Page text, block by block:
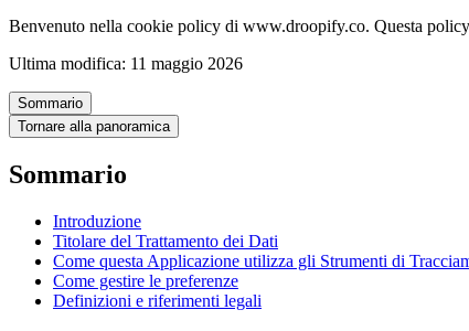
Benvenuto nella cookie policy di www.droopify.co. Questa
Ultima modifica: 11 maggio 2026
Sommario
Tornare alla panoramica
Sommario
Introduzione
Titolare del Trattamento dei Dati
Come questa Applicazione utilizza gli Strumenti di
Come gestire le preferenze
Definizioni e riferimenti legali